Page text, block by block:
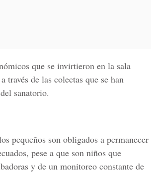
que se invirtieron en la sala
través de las colectas que se han
sanatorio.
pequeños son obligados a permanecer
pese a que son niños que
y de un monitoreo constante de